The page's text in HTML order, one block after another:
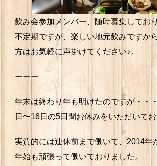
飲み会参加メンバー、随時募集してお
不定期ですが、楽しい地元飲みですか
方はお気軽に声掛けてください♪。
ーーー
年末は終わり年も明けたのですが・・
日〜16日の5日間お休みをいただいてお
実質的には連休前まで働いて、2014年
年始も頑張って働いておりました。